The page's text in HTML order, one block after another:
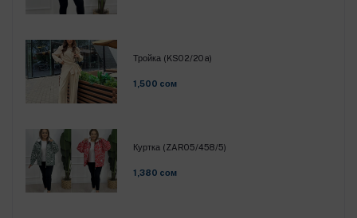
Тройка (KS02/20a)
1,500 cом
Куртка (ZAR05/458/5)
1,380 cом